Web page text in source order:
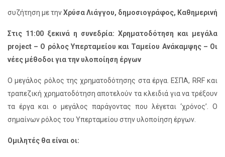
συζήτηση με τηνΧρύσα Λιάγγου, δημοσιογράφος, Καθημερινή
Στις 11:00 ξεκινά η συνεδρία: Χρηματοδότηση και μεγάλα
project – Ο ρόλος Υπερταμείου και Ταμείου Ανάκαμψης – Οι
νέες μέθοδοι για την υλοποίηση έργων
Ο μεγάλος ρόλος της χρηματοδότησης στα έργα. ΕΣΠΑ, RRF και
τραπεζική χρηματοδότηση αποτελούν τα κλειδιά για να τρέξουν
τα έργα και ο μεγάλος παράγοντας που λέγεται ‘χρόνος’. Ο
σημαίνων ρόλος του Υπερταμείου στην υλοποίηση έργων.
Ομιλητές θα είναι οι: